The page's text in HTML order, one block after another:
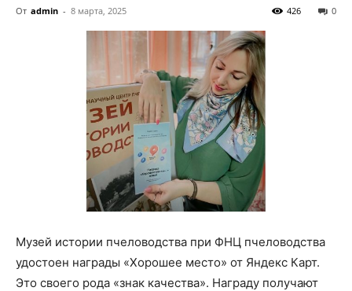
От admin - 8 марта, 2025 0
426
Музей истории пчеловодства при ФНЦ пчеловодства
удостоен награды «Хорошее место» от Яндекс Карт.
Это своего рода «знак качества». Награду получают